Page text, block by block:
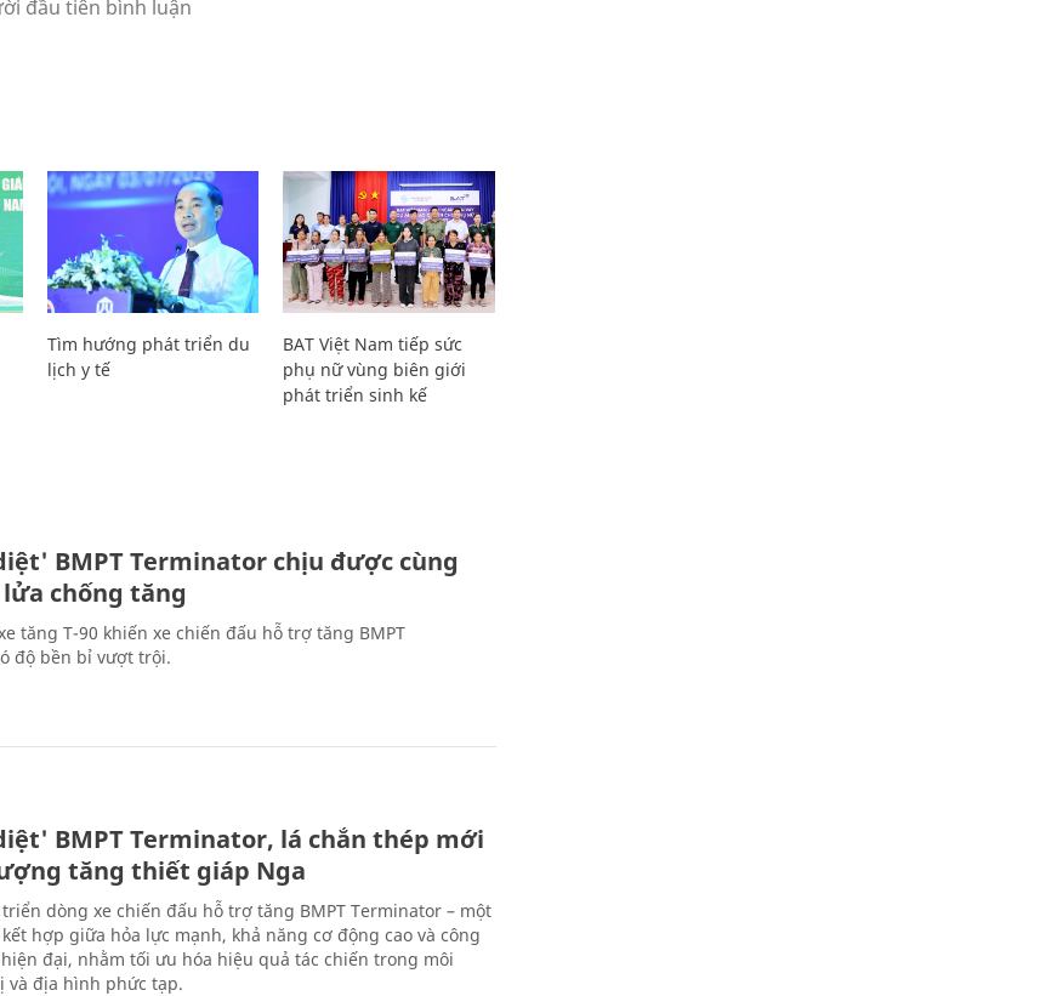
Tìm hướng phát triển du
lịch y tế
BAT Việt Nam tiếp sức
phụ nữ vùng biên giới
phát triển sinh kế
BMPT Terminator chịu được cùng
chống tăng
tăng T-90 khiến xe chiến đấu hỗ trợ tăng BMPT
độ bền bỉ vượt trội.
BMPT Terminator, lá chắn thép mới
tăng thiết giáp Nga
dòng xe chiến đấu hỗ trợ tăng BMPT Terminator – một
hợp giữa hỏa lực mạnh, khả năng cơ động cao và công
đại, nhằm tối ưu hóa hiệu quả tác chiến trong môi
và địa hình phức tạp.